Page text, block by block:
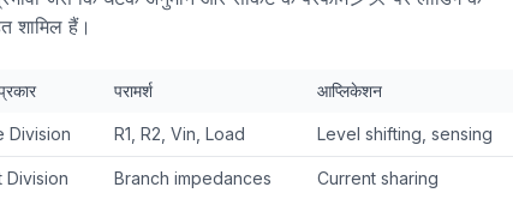
शामिल हैं।
परामर्श आप्लिकेशन
Division R1, R2, Vin, Load Level shifting, sensing
Division Branch impedances Current sharing